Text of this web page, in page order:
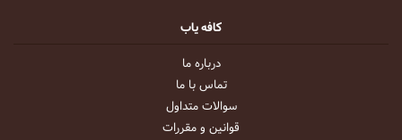
کافه یاب
درباره ما
تماس با ما
سوالات متداول
قوانین و مقررات